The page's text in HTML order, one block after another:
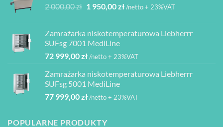
840,00 zł
080,00 zł
2 000,00zł Pierwotna
2
000,00 zł.
1 950,00złAktualna
1
/netto + 23%VAT
Zamrażarka niskotemperaturowa Liebherrr
SUFsg 7001 MediLine
72 999,00zł/netto + 23%VAT
Zamrażarka niskotemperaturowa Liebherrr
SUFsg 5001 MediLine
77 999,00zł/netto + 23%VAT
POPULARNE PRODUKTY